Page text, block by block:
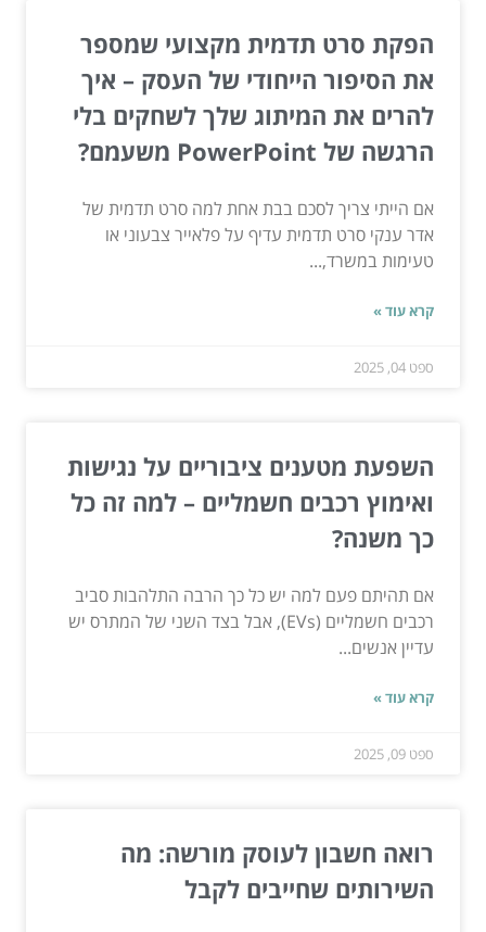
הפקת סרט תדמית מקצועי שמספר
את הסיפור הייחודי של העסק – איך
להרים את המיתוג שלך לשחקים בלי
הרגשה של PowerPoint משעמם?
אם הייתי צריך לסכם בבת אחת למה סרט תדמית של
אדר ענקי סרט תדמית עדיף על פלאייר צבעוני או
טעימות במשרד,...
קרא עוד »
ספט 04, 2025
השפעת מטענים ציבוריים על נגישות
ואימוץ רכבים חשמליים – למה זה כל
כך משנה?
אם תהיתם פעם למה יש כל כך הרבה התלהבות סביב
רכבים חשמליים (EVs), אבל בצד השני של המתרס יש
עדיין אנשים...
קרא עוד »
ספט 09, 2025
רואה חשבון לעוסק מורשה: מה
השירותים שחייבים לקבל